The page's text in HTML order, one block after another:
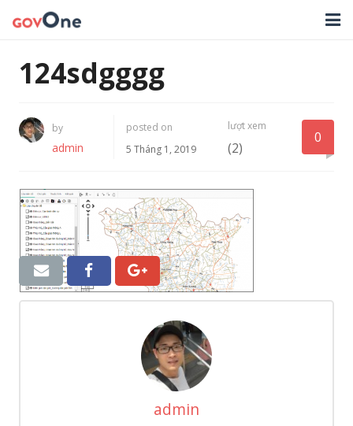
TIN TỨC
TẢI ỨNG DỤNG
LIÊN HỆ
NHẬT KÝ CẬP NHẬT PHẦN MỀM
124sdgggg
by
admin
posted on
5 Tháng 1, 2019
lượt xem
(2)
0
admin